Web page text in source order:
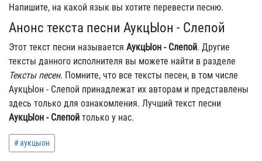
Напишите, на какой язык вы хотите перевести песню.
Анонс текста песни АукцЫон - Слепой
Этот текст песни называется АукцЫон - Слепой. Другие
тексты данного исполнителя вы можете найти в разделе
Тексты песен. Помните, что все тексты песен, в том числе
АукцЫон - Слепой принадлежат их авторам и представлены
здесь только для ознакомления. Лучший текст песни
АукцЫон - Слепой только у нас.
аукцыон